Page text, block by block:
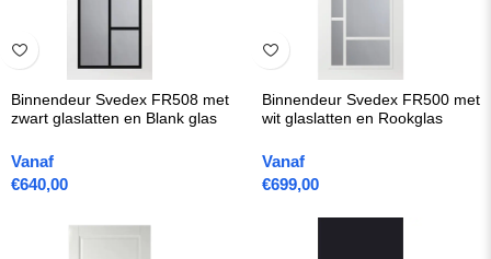
Binnendeur Svedex FR508 met
zwart glaslatten en Blank glas
Vanaf
€640,00
Binnendeur Svedex FR500 met
wit glaslatten en Rookglas
Vanaf
€699,00